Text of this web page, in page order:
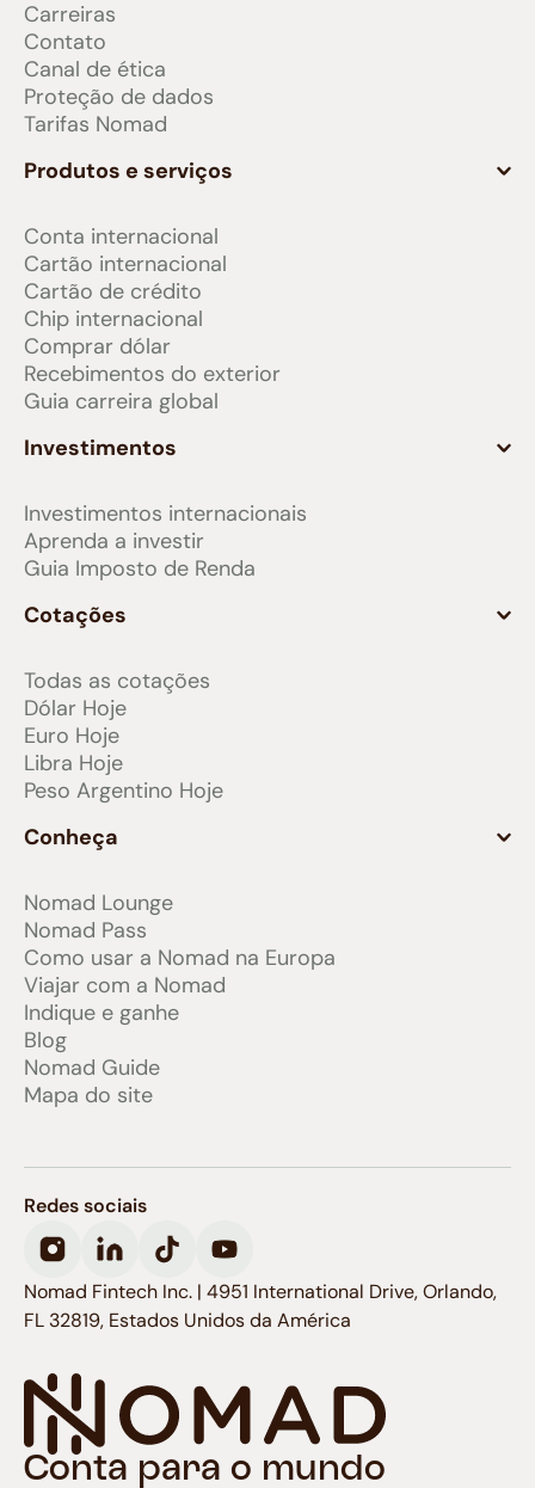
Carreiras
Contato
Canal de ética
Proteção de dados
Tarifas Nomad
Produtos e serviços
Conta internacional
Cartão internacional
Cartão de crédito
Chip internacional
Comprar dólar
Recebimentos do exterior
Guia carreira global
Investimentos
Investimentos internacionais
Aprenda a investir
Guia Imposto de Renda
Cotações
Todas as cotações
Dólar Hoje
Euro Hoje
Libra Hoje
Peso Argentino Hoje
Conheça
Nomad Lounge
Nomad Pass
Como usar a Nomad na Europa
Viajar com a Nomad
Indique e ganhe
Blog
Nomad Guide
Mapa do site
Conta para o mundo
Redes sociais
Nomad Fintech Inc. | 4951 International Drive, Orlando,
FL 32819, Estados Unidos da América